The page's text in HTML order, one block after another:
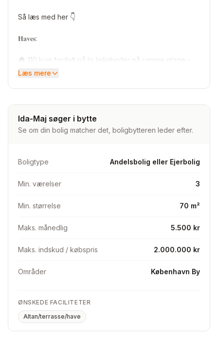
Så læs med her 👇
𝐇𝐚𝐯𝐞𝐬:
🏠 110 kvm fordelt på to lejligheder på samme etage –
allerede godkendt til sammenlægning af både forening
🌍 Fantastisk beliggenhed på en stille blind vej i hjertet
af Amagerbro.
📏 750 meter til metro ved både Amagerbro og
lejligheden.
☀️ 2 solrige balkoner med sol fra morgenstund til kl.
forventet afsluttet primo 2026.
🌳 Dejlig gårdhave med legeplads, grønne oaser og sol
flere badeværelser.
Læs mere
Ida-Maj søger i bytte
Se om din bolig matcher det, boligbytteren leder efter.
Boligtype Andelsbolig eller Ejerbolig
Min. værelser 3
Min. størrelse 70 m²
Maks. månedlig 5.500 kr
Maks. indskud / købspris 2.000.000 kr
Områder København By
ØNSKEDE FACILITETER
Altan/terrasse/have